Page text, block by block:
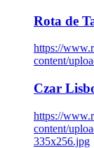
Rota de
https://
content/
Czar
https://
content/
335x256.jpg